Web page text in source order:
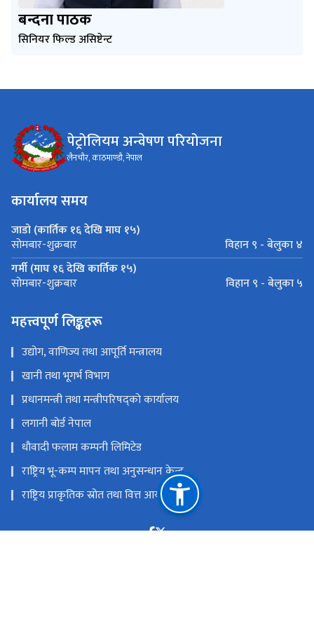
बन्दना पाठक
सिनियर फिल्ड असिष्टेन्ट
पेट्रोलियम अन्वेषण परियोजना
लैनचौर, काठमाण्डौ, नेपाल
कार्यालय समय
जाडो (कार्तिक १६ देखि माघ १५)
सोमबार-शुक्रबार
विहान ९ - बेलुका ४
गर्मी (माघ १६ देखि कार्तिक १५)
सोमबार-शुक्रबार विहान ९ - बेलुका ५
महत्त्वपूर्ण लिङ्कहरू
उद्योग, वाणिज्य तथा आपूर्ति मन्त्रालय
खानी तथा भूगर्भ विभाग
प्रधानमन्त्री तथा मन्त्रीपरिषद्को कार्यालय
लगानी बोर्ड नेपाल
धौवादी फलाम कम्पनी लिमिटेड
राष्ट्रिय भू-कम्प मापन तथा अनुसन्धान केन्द्र
राष्ट्रिय प्राकृतिक स्रोत तथा वित्त आयोग